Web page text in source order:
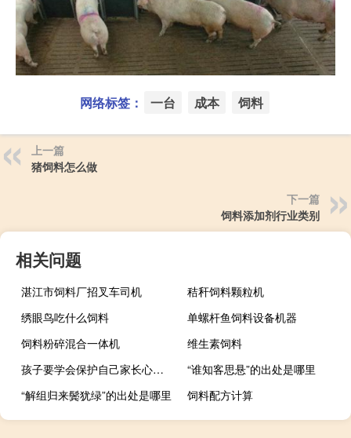
网络标签： 一台 成本 饲料
上一篇
猪饲料怎么做
下一篇
饲料添加剂行业类别
相关问题
湛江市饲料厂招叉车司机
秸秆饲料颗粒机
绣眼鸟吃什么饲料
单螺杆鱼饲料设备机器
饲料粉碎混合一体机
维生素饲料
孩子要学会保护自己家长心得体会
“谁知客思悬”的出处是哪里
“解组归来鬓犹绿”的出处是哪里
饲料配方计算